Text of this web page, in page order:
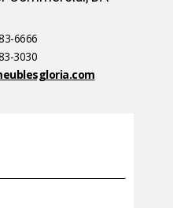
6666
3030